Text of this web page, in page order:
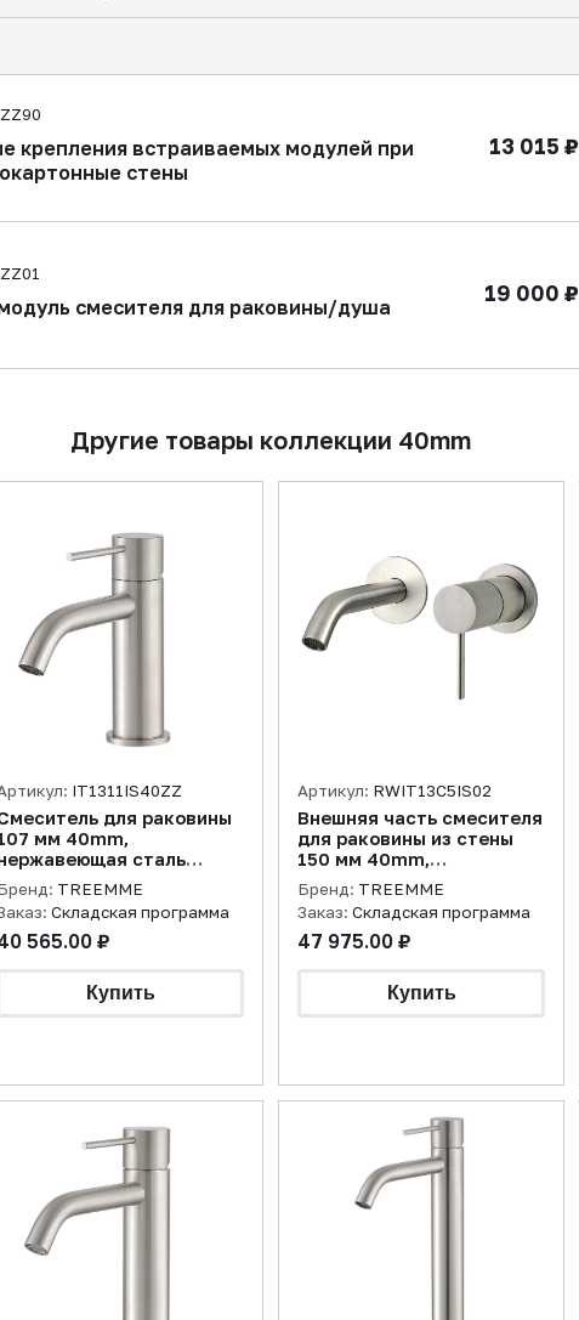
крепления встраиваемых модулей при
стены
13 015 ₽
смесителя для раковины/душа
19 000 ₽
Другие товары коллекции 40mm
IT1311IS40ZZ
для раковины
мм 40mm,
сталь
TREEMME
Складская программа
565.00 ₽
Артикул: RWIT13C5IS02
Внешняя часть смесителя
для раковины из стены
150 мм 40mm,
нержавеющая сталь
брашированная
Бренд: TREEMME
Заказ: Складская программа
47 975.00 ₽